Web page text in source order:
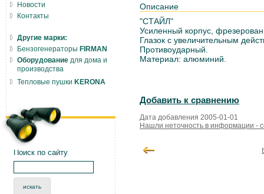
Описание
"СТАЙЛ"
Усиленный корпус,
Глазок с увеличительным
Противоударный.
Материал: алюминий.
Добавить к сравнению
Дата добавления 2005-01-01
Нашли неточность в информации -
Новости
Контакты
Другие марки:
Бензогенераторы FIRMAN
Оборудование для дома и
производства
Тепловые пушки KERONA
Поиск по сайту